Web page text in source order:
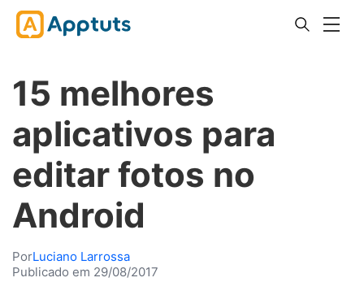
15 melhores
aplicativos para
editar fotos no
Android
PorLuciano Larrossa
Publicado em 29/08/2017